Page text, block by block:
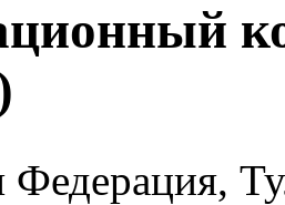
Федерация,